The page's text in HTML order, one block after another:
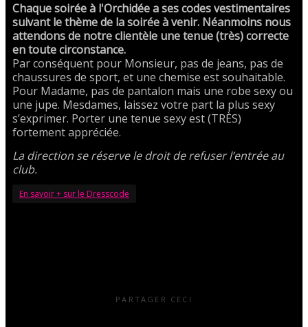
Chaque soirée à l'Orchidée a ses codes vestimentaires
suivant le thème de la soirée à venir. Néanmoins nous
attendons de notre clientèle une tenue (très) correcte
en toute circonstance.
Par conséquent pour Monsieur, pas de jeans, pas de
chaussures de sport, et une chemise est souhaitable.
Pour Madame, pas de pantalon mais une robe sexy ou
une jupe. Mesdames, laissez votre part la plus sexy
s’exprimer. Porter une tenue sexy est (TRÈS)
fortement appréciée.
La direction se réserve le droit de refuser l’entrée au
club.
En savoir + sur le Dresscode
PARTAGER CECI